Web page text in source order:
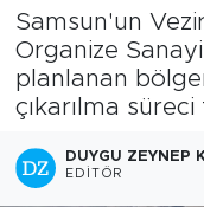
Samsun'un
Organize
planlanan
çıkarılma
DUYGU ZEYNEP
EDITÖR